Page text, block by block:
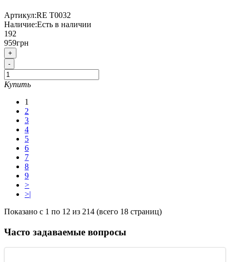
Артикул:RE T0032
Наличие:Есть в наличии
192
959грн
+
-
Купить
1
2
3
4
5
6
7
8
9
>
>|
Показано с 1 по 12 из 214 (всего 18 страниц)
Часто задаваемые вопросы